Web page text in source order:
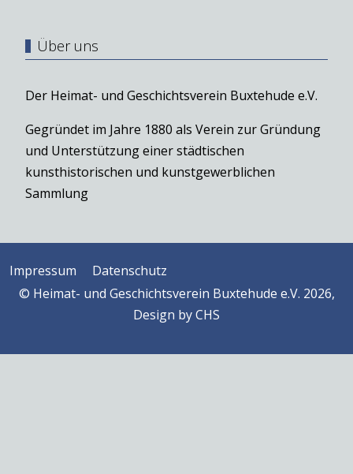
Über uns
Der Heimat- und Geschichtsverein Buxtehude e.V.
Gegründet im Jahre 1880 als Verein zur Gründung
und Unterstützung einer städtischen
kunsthistorischen und kunstgewerblichen
Sammlung
Impressum
Datenschutz
© Heimat- und Geschichtsverein Buxtehude e.V. 2026,
Design byCHS